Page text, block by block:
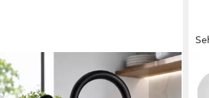
HOMELINE
Küchenarmatur Küchenarmatur 360°